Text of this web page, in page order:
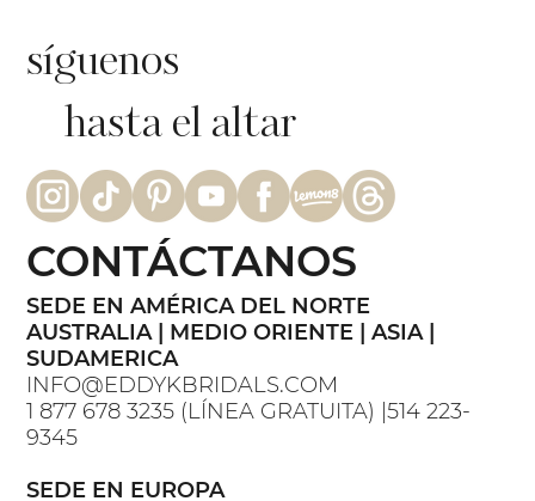
síguenos
hasta el altar
SEDE EN AMÉRICA DEL NORTE
AUSTRALIA | MEDIO ORIENTE | ASIA |
SUDAMERICA
INFO@EDDYKBRIDALS.COM
1 877 678 3235 (LÍNEA GRATUITA) |514 223-
9345
SEDE EN EUROPA
CONTÁCTANOS